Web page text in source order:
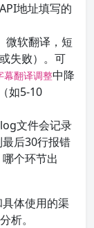
地址填写的
微软翻译，短
失败）。可
幕翻译调整中降
如5-10
文件会记录
后30行报错
个环节出
体使用的渠
析。